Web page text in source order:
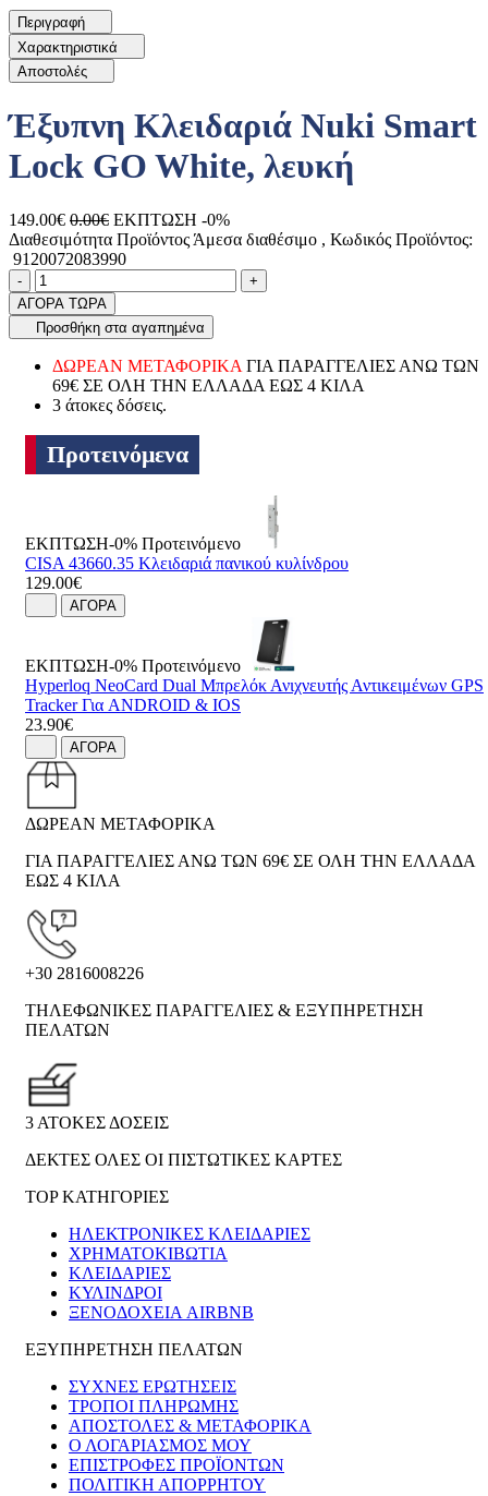
Περιγραφή
Χαρακτηριστικά
Αποστολές
Έξυπνη Κλειδαριά Nuki Smart
Lock GO White, λευκή
149.00€ 0.00€ ΕΚΠΤΩΣΗ -0%
Διαθεσιμότητα Προϊόντος Άμεσα διαθέσιμο , Κωδικός Προϊόντος:
9120072083990
Ποσότητα
-product.increase.quantity +
ΑΓΟΡΑ ΤΩΡΑ
Προσθήκη στα αγαπημένα
ΔΩΡΕΑΝ ΜΕΤΑΦΟΡΙΚΑ ΓΙΑ ΠΑΡΑΓΓΕΛΙΕΣ ΑΝΩ ΤΩΝ
69€ ΣΕ ΟΛΗ ΤΗΝ ΕΛΛΑΔΑ ΕΩΣ 4 ΚΙΛΑ
3 άτοκες δόσεις.
Προτεινόμενα
ΕΚΠΤΩΣΗ-0% Προτεινόμενο
CISA 43660.35 Κλειδαριά πανικού κυλίνδρου
129.00€
ΑΓΟΡΑ
ΕΚΠΤΩΣΗ-0% Προτεινόμενο
Hyperloq NeoCard Dual Μπρελόκ Ανιχνευτής Αντικειμένων GPS
Tracker Για ANDROID & IOS
23.90€
ΑΓΟΡΑ
ΔΩΡΕΑΝ ΜΕΤΑΦΟΡΙΚΑ
ΓΙΑ ΠΑΡΑΓΓΕΛΙΕΣ ΑΝΩ ΤΩΝ 69€ ΣΕ ΟΛΗ ΤΗΝ ΕΛΛΑΔΑ
ΕΩΣ 4 ΚΙΛΑ
+30 2816008226
ΤΗΛΕΦΩΝΙΚΕΣ ΠΑΡΑΓΓΕΛΙΕΣ & ΕΞΥΠΗΡΕΤΗΣΗ
ΠΕΛΑΤΩΝ
3 ΑΤΟΚΕΣ ΔΟΣΕΙΣ
ΔΕΚΤΕΣ ΟΛΕΣ ΟΙ ΠΙΣΤΩΤΙΚΕΣ ΚΑΡΤΕΣ
TOP ΚΑΤΗΓΟΡΙΕΣ
ΗΛΕΚΤΡΟΝΙΚΈΣ ΚΛΕΙΔΑΡΙΈΣ
ΧΡΗΜΑΤΟΚΙΒΏΤΙΑ
ΚΛΕΙΔΑΡΙΈΣ
ΚΎΛΙΝΔΡΟΙ
ΞΕΝΟΔΟΧΕΊΑ AIRBNB
ΕΞΥΠΗΡΕΤΗΣΗ ΠΕΛΑΤΩΝ
ΣΥΧΝΕΣ ΕΡΩΤΗΣΕΙΣ
ΤΡΟΠΟΙ ΠΛΗΡΩΜΗΣ
ΑΠΟΣΤΟΛΕΣ & ΜΕΤΑΦΟΡΙΚΑ
Ο ΛΟΓΑΡΙΑΣΜΟΣ ΜΟΥ
ΕΠΙΣΤΡΟΦΕΣ ΠΡΟΪΟΝΤΩΝ
ΠΟΛΙΤΙΚΗ ΑΠΟΡΡΗΤΟΥ